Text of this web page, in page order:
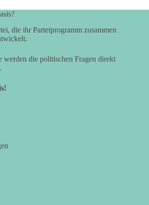
die ihr Parteiprogramm zusammen
werden die politischen Fragen direkt